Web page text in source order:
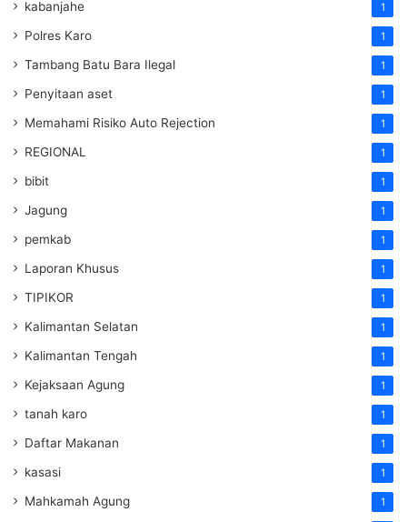
kabanjahe 1
Polres Karo 1
Tambang Batu Bara Ilegal 1
Penyitaan aset 1
Memahami Risiko Auto Rejection 1
REGIONAL 1
bibit 1
Jagung 1
pemkab 1
Laporan Khusus 1
TIPIKOR 1
Kalimantan Selatan 1
Kalimantan Tengah 1
Kejaksaan Agung 1
tanah karo 1
Daftar Makanan 1
kasasi 1
Mahkamah Agung 1